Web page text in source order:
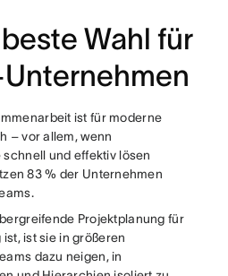
Wahl für
ist für moderne
– vor allem, wenn
und effektiv lösen
83 % der Unternehmen
Projektplanung für
ist sie in größeren
dazu neigen, in